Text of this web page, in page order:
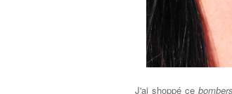
J'ai shoppé ce bombers